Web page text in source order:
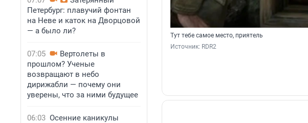
Петербург: плавучий фонтан
на Неве и каток на Дворцовой
— а было ли?
07:05
Вертолеты в
прошлом? Ученые
возвращают в небо
дирижабли — почему они
уверены, что за ними будущее
06:03 Осенние каникулы
Тут тебе самое место, приятель
Источник: RDR2